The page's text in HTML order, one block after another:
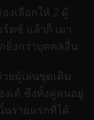
งเลือกให้ 2 ผู้
ตซ์ แล้วก็ เมา
ยิ่งกว่าบุคคลอื่น
ยผู้เล่นชุดเดิม
งเต้ ซึ่งทั้งคู่คนอยู่
นรายแรกที่ได้